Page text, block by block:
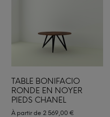
TABLE BONIFACIO
RONDE EN NOYER
PIEDS CHANEL
À partir de 2 569,00 €